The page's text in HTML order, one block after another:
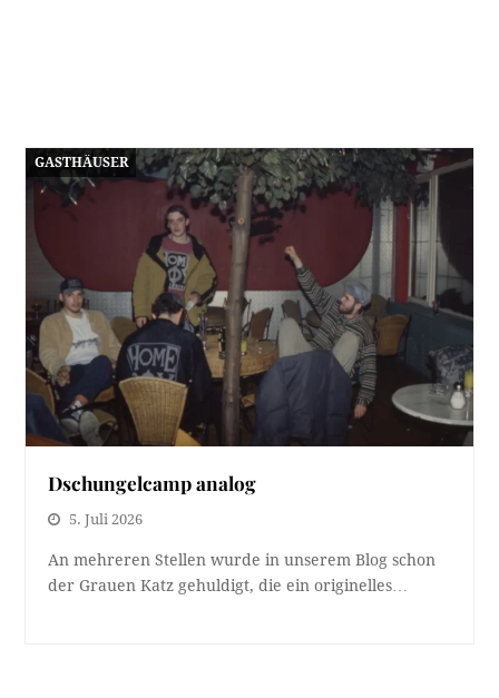
GASTHÄUSER
Dschungelcamp analog
5. Juli 2026
An mehreren Stellen wurde in unserem Blog schon
der Grauen Katz gehuldigt, die ein originelles…